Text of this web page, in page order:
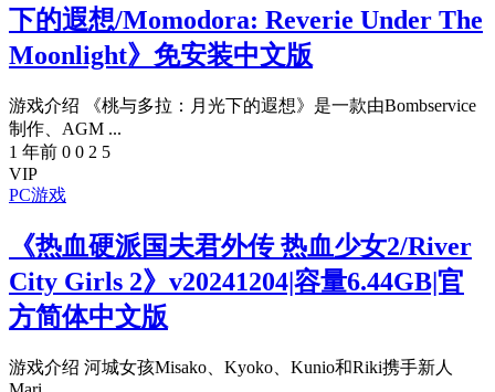
下的遐想/Momodora: Reverie Under The
Moonlight》免安装中文版
游戏介绍 《桃与多拉：月光下的遐想》是一款由Bombservice
制作、AGM ...
1 年前 0 0 2 5
VIP
PC游戏
《热血硬派国夫君外传 热血少女2/River
City Girls 2》v20241204|容量6.44GB|官
方简体中文版
游戏介绍 河城女孩Misako、Kyoko、Kunio和Riki携手新人